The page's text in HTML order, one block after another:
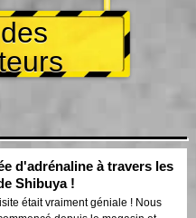
d'adrénaline à travers les
Shibuya !
était vraiment géniale ! Nous